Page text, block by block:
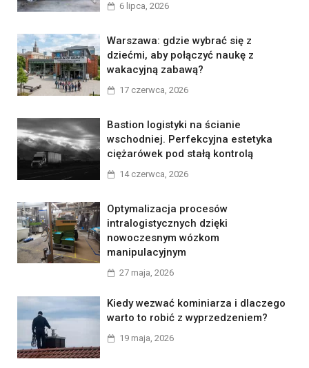
6 lipca, 2026
Warszawa: gdzie wybrać się z
dziećmi, aby połączyć naukę z
wakacyjną zabawą?
17 czerwca, 2026
Bastion logistyki na ścianie
wschodniej. Perfekcyjna estetyka
ciężarówek pod stałą kontrolą
14 czerwca, 2026
Optymalizacja procesów
intralogistycznych dzięki
nowoczesnym wózkom
manipulacyjnym
27 maja, 2026
Kiedy wezwać kominiarza i dlaczego
warto to robić z wyprzedzeniem?
19 maja, 2026